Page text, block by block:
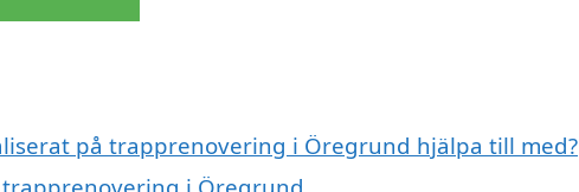
på trapprenovering i Öregrund hjälpa till med?